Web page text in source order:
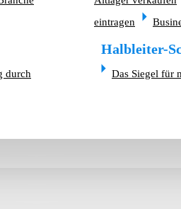
eintragen
durch
Halbleiter-
Das Siegel für